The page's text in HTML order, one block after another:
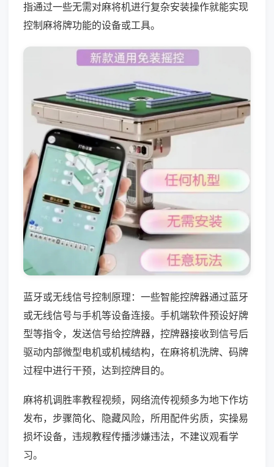
指通过一些无需对麻将机进行复杂安装操作就能实现
控制麻将牌功能的设备或工具。
蓝牙或无线信号控制原理：一些智能控牌器通过蓝牙
或无线信号与手机等设备连接。手机端软件预设好牌
型等指令，发送信号给控牌器，控牌器接收到信号后
驱动内部微型电机或机械结构，在麻将机洗牌、码牌
过程中进行干预，达到控牌目的。
麻将机调胜率教程视频，网络流传视频多为地下作坊
发布，步骤简化、隐藏风险，所用配件劣质，实操易
损坏设备，违规教程传播涉嫌违法，不建议观看学
习。